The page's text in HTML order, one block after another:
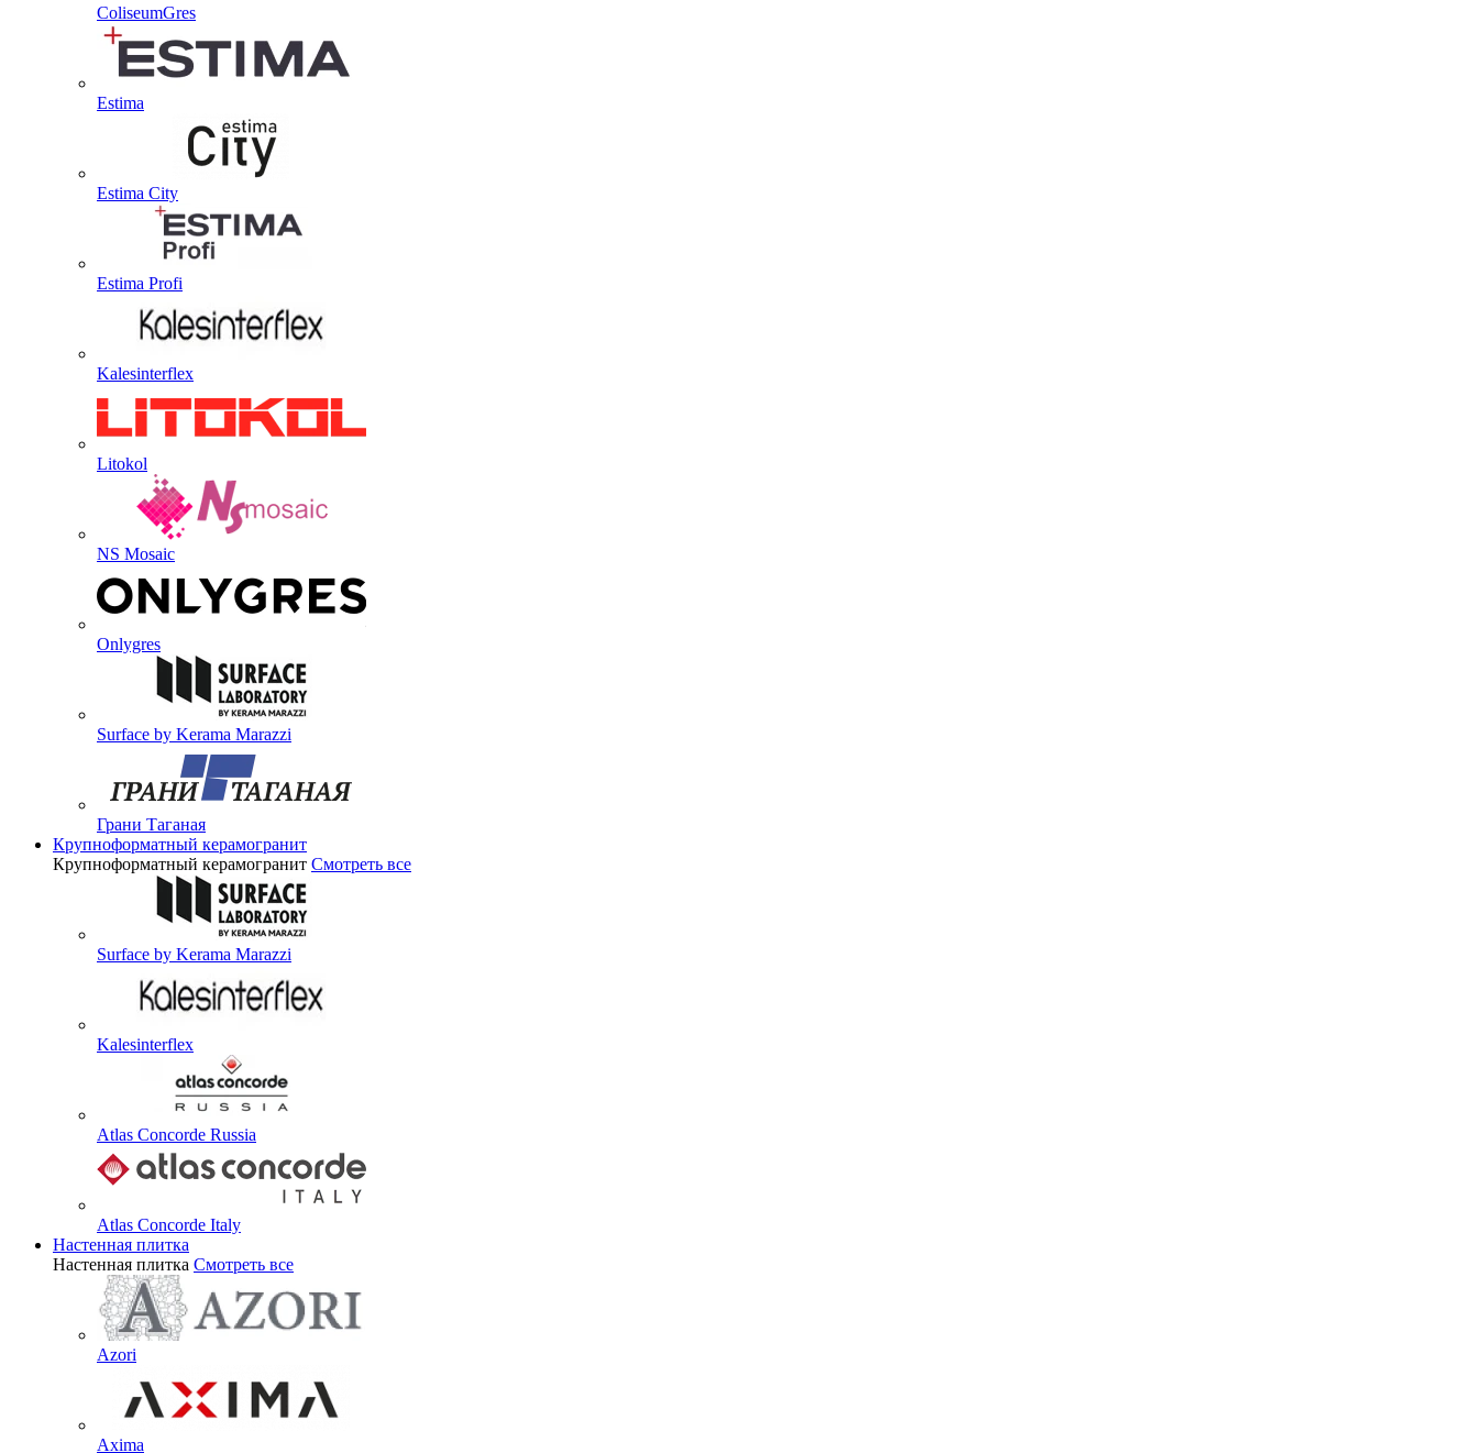
ColiseumGres
Estima
Estima City
Estima Profi
Kalesinterflex
Litokol
NS Mosaic
Onlygres
Surface by Kerama Marazzi
Грани Таганая
Крупноформатный керамогранит
Крупноформатный керамогранит Смотреть все
Surface by Kerama Marazzi
Kalesinterflex
Atlas Concorde Russia
Atlas Concorde Italy
Настенная плитка
Настенная плитка Смотреть все
Azori
Axima